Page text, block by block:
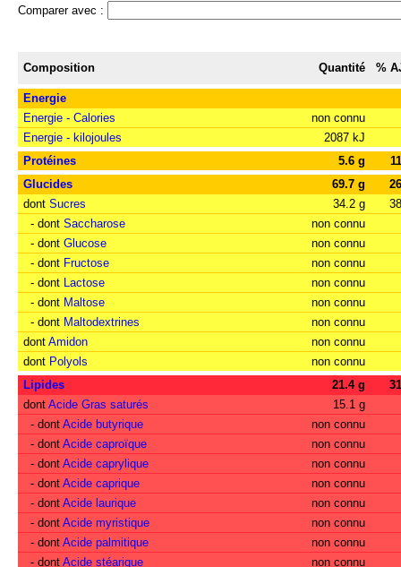
Comparer avec :
Composition Quantité %
Energie
Energie - Calories
non connu
Energie - kilojoules
2087 kJ
Protéines
5.6 g
Glucides
69.7 g
dont Sucres 34.2 g
- dont Saccharose
non connu
- dont Glucose
non connu
- dont Fructose
non connu
- dont Lactose
non connu
- dont Maltose
non connu
- dont Maltodextrines
non connu
dont Amidon
non connu
dont Polyols
non connu
Lipides
21.4 g
dont Acide Gras saturés
15.1 g
- dont Acide butyrique
non connu
- dont Acide caproïque
non connu
- dont Acide caprylique
non connu
- dont Acide caprique
non connu
- dont Acide laurique
non connu
- dont Acide myristique
non connu
- dont Acide palmitique
non connu
- dont Acide stéarique non connu